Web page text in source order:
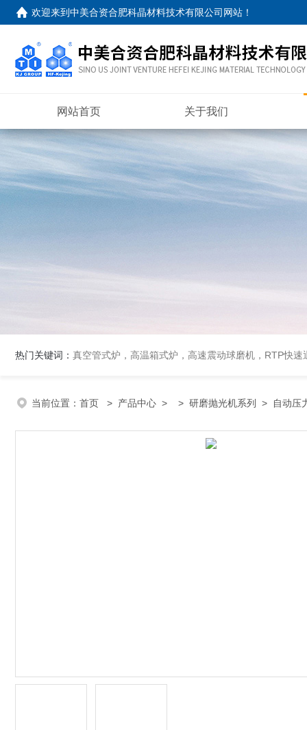
欢迎来到中美合资合肥科晶材料技术有限公司网站 ！
网站首页 关于我们
热门关键词： 真空管式炉，高温箱式炉，高速震动球磨机，RTP快
当前位置： 首页 > 产品中心 > > 研磨抛光机系列 > 自动压